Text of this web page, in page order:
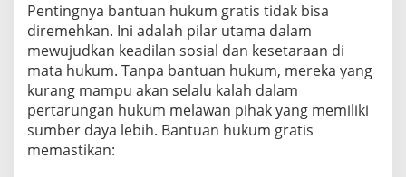
Pentingnya bantuan hukum gratis tidak bisa
diremehkan. Ini adalah pilar utama dalam
mewujudkan keadilan sosial dan kesetaraan di
mata hukum. Tanpa bantuan hukum, mereka yang
kurang mampu akan selalu kalah dalam
pertarungan hukum melawan pihak yang memiliki
sumber daya lebih. Bantuan hukum gratis
memastikan: